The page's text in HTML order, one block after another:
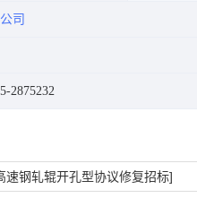
司
2875232
速钢轧辊开孔型协议修复招标]